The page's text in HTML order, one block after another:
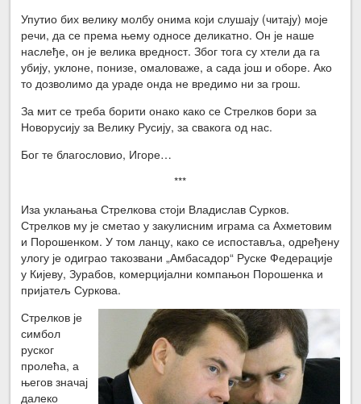
Упутио бих велику молбу онима који слушају (читају) моје
речи, да се према њему односе деликатно. Он је наше
наслеђе, он је велика вредност. Због тога су хтели да га
убију, уклоне, понизе, омаловаже, а сада још и оборе. Ако
то дозволимо да ураде онда не вредимо ни за грош.
За мит се треба борити онако како се Стрелков бори за
Новорусију за Велику Русију, за свакога од нас.
Бог те благословио, Игоре…
***
Иза уклањања Стрелкова стоји Владислав Сурков.
Стрелков му је сметао у закулисним играма са Ахметовим
и Порошенком. У том ланцу, како се испоставља, одређену
улогу је одиграо такозвани „Амбасадор“ Руске Федерације
у Кијеву, Зурабов, комерцијални компањон Порошенка и
пријатељ Суркова.
Стрелков је
симбол
руског
пролећа, а
његов значај
далеко